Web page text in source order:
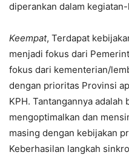
diperankan dalam
Keempat, Terdapat
menjadi fokus dari
fokus dari kementerian/
dengan prioritas Provinsi
KPH. Tantangannya adalah
mengoptimalkan dan
masing dengan kebijakan
Keberhasilan langkah